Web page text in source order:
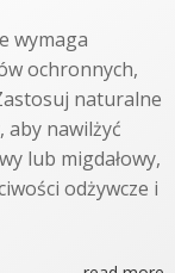
wymaga
ochronnych,
naturalne
aby nawilżyć
lub migdałowy,
odżywcze i